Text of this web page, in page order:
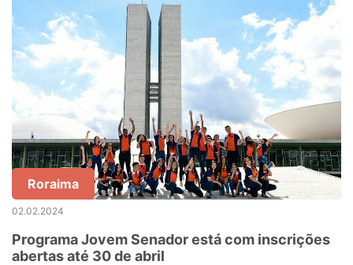
Roraima
02.02.2024
Programa Jovem Senador está com inscrições
abertas até 30 de abril